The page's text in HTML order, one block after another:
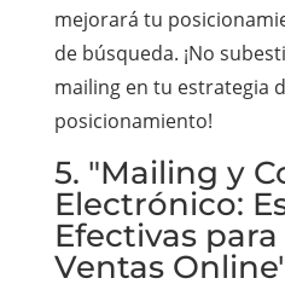
mejorará tu
de búsqueda. ¡No
mailing en tu estrategia
posicionamiento!
5. "Mailing y
Electrónico:
Efectivas
Ventas